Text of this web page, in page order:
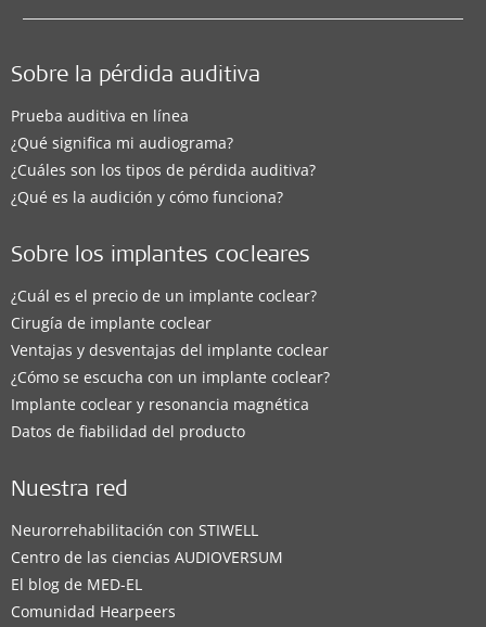
Sobre la pérdida auditiva
Prueba auditiva en línea
¿Qué significa mi audiograma?
¿Cuáles son los tipos de pérdida auditiva?
¿Qué es la audición y cómo funciona?
Sobre los implantes cocleares
¿Cuál es el precio de un implante coclear?
Cirugía de implante coclear
Ventajas y desventajas del implante coclear
¿Cómo se escucha con un implante coclear?
Implante coclear y resonancia magnética
Datos de fiabilidad del producto
Nuestra red
Neurorrehabilitación con STIWELL
Centro de las ciencias AUDIOVERSUM
El blog de MED-EL
Comunidad Hearpeers